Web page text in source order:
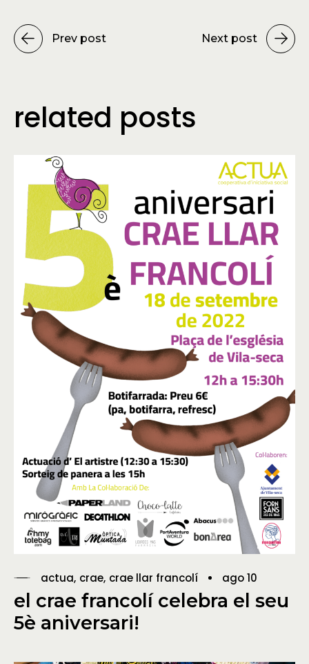
Prev post Next post
related posts
actua crae crae llar francolí ago 10
el crae francolí celebra el seu
5è aniversari!